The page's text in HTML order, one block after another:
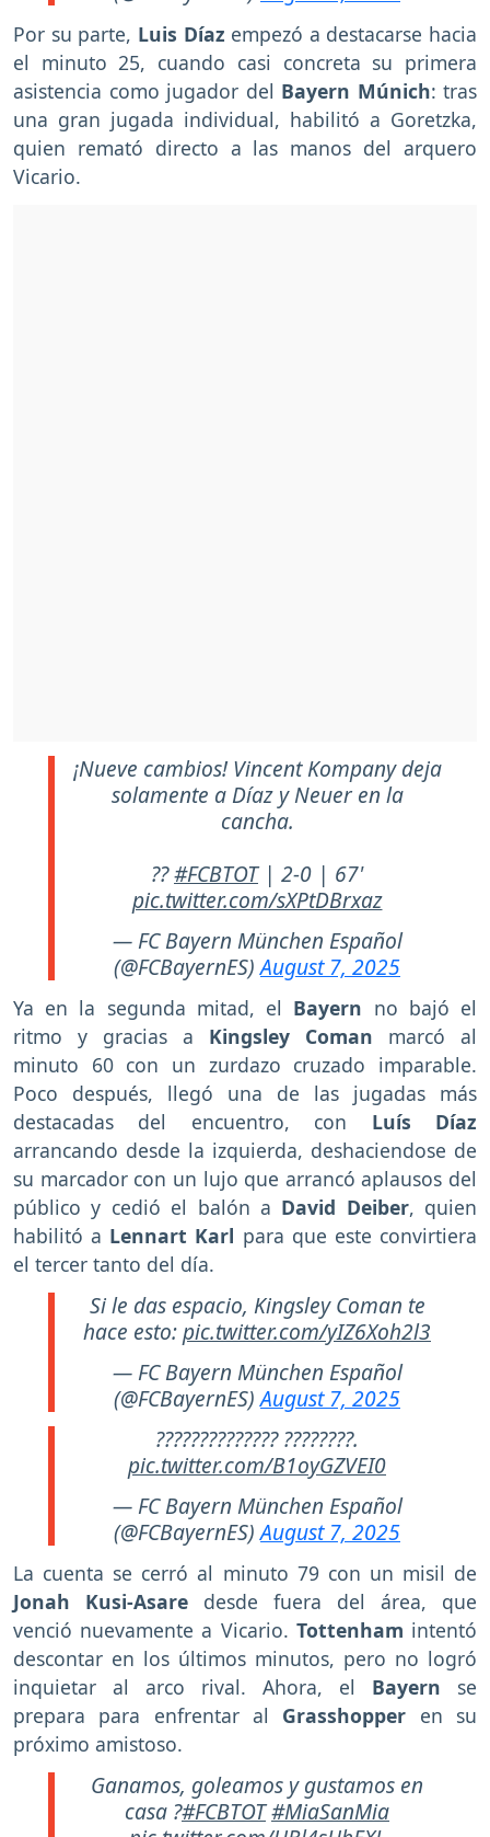
Por su parte, Luis Díaz empezó a destacarse hacia
el minuto 25, cuando casi concreta su primera
asistencia como jugador del Bayern Múnich: tras
una gran jugada individual, habilitó a Goretzka,
quien remató directo a las manos del arquero
Vicario.
¡Nueve cambios! Vincent Kompany deja
solamente a Díaz y Neuer en la
cancha.
??#FCBTOT| 2-0 | 67'
pic.twitter.com/sXPtDBrxaz
— FC Bayern München Español
(@FCBayernES)August 7, 2025
Ya en la segunda mitad, el Bayern no bajó el
ritmo y gracias a Kingsley Coman marcó al
minuto 60 con un zurdazo cruzado imparable.
Poco después, llegó una de las jugadas más
destacadas del encuentro, con Luís
Díaz
arrancando desde la izquierda, deshaciendose de
su marcador con un lujo que arrancó aplausos del
público y cedió el balón a David Deiber, quien
habilitó a Lennart Karl para que este convirtiera
el tercer tanto del día.
Si le das espacio, Kingsley Coman te
hace esto:pic.twitter.com/yIZ6Xoh2l3
— FC Bayern München Español
(@FCBayernES)August 7, 2025
?????????????? ????????.
pic.twitter.com/B1oyGZVEI0
— FC Bayern München Español
(@FCBayernES)August 7, 2025
La cuenta se cerró al minuto 79 con un misil de
Jonah Kusi-Asare desde fuera del área, que
venció nuevamente a Vicario. Tottenham intentó
descontar en los últimos minutos, pero no logró
inquietar al arco rival. Ahora, el Bayern se
prepara para enfrentar al Grasshopper en su
próximo amistoso.
Ganamos, goleamos y gustamos en
casa ?#FCBTOT#MiaSanMia